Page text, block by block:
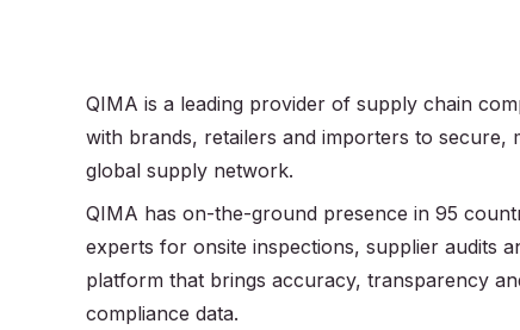
QIMA is a leading provider of supply chain
with brands, retailers and importers to secure,
global supply network.
QIMA has on-the-ground presence in 95
experts for onsite inspections, supplier audits
platform that brings accuracy, transparency
compliance data.